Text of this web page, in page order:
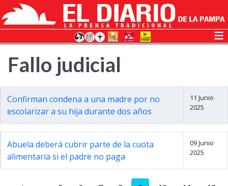
Fallo judicial
Confirman condena a una madre por no
escolarizar a su hija durante dos años
11 Junio
2025
Abuela deberá cubrir parte de la cuota
alimentaria si el padre no paga
09 Junio
2025